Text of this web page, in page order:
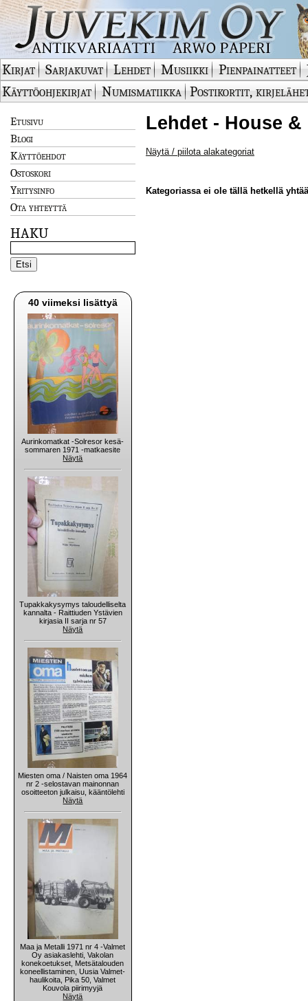
Kirjat Sarjakuvat Lehdet Musiikki Pienpainatteet
Käyttöohjekirjat
Numismatiikka Postikortit,
Etusivu
Blogi
Käyttöehdot
Ostoskori
Yritysinfo
Ota yhteyttä
HAKU
40 viimeksi lisättyä
Aurinkomatkat -Solresor kesä-
sommaren 1971 -matkaesite
Näytä
Tupakkakysymys taloudelliselta
kannalta - Raittiuden Ystävien
kirjasia II sarja nr 57
Näytä
Miesten oma / Naisten oma 1964
nr 2 -selostavan mainonnan
osoitteeton julkaisu, kääntölehti
Näytä
Maa ja Metalli 1971 nr 4 -Valmet
Oy asiakaslehti, Vakolan
konekoetukset, Metsätalouden
koneellistaminen, Uusia Valmet-
haulikoita, Pika 50, Valmet
Kouvola piirimyyjä
Näytä
Lehdet - House
Näytä / piilota alakategoriat
Kategoriassa ei ole tällä hetkellä